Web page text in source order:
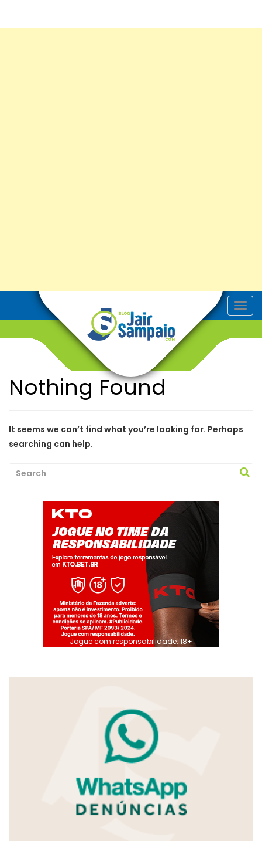
T
o
i
Nothing Found
It seems we can’t find what you’re looking for. Perhaps
searching can help.
Jogue com responsabilidade. 18+